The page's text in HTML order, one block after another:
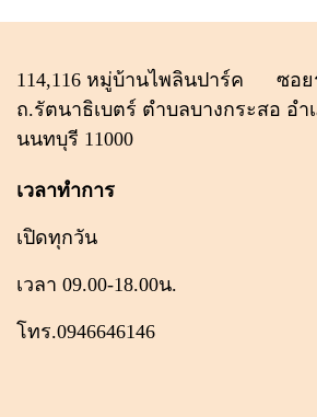
114,116 หมู่บ้านไพลินปาร์ค ซอย
ถ.รัตนาธิเบตร์ ตำบลบางกระสอ อำ
นนทบุรี 11000
เวลาทำการ
เปิดทุกวัน
เวลา 09.00-18.00น.
โทร.0946646146